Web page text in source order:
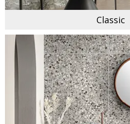
Classic